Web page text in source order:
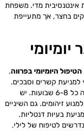
אינטנסיבית מדי. משפחת
בחצר, אך מתעייפת
הטיפול היומיומי בפרווה.
למניעת קשרים וסבכים.
בנוסף, יש צורך ברחצה שבועית ובגזיזת פרווה כל 6-8 שבועות. יש
זיהומים. גם השיניים
בעיות דנטליות.
לטיפוח של לילי.